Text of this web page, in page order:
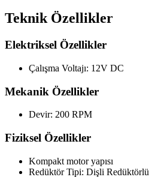
Teknik Özellikler
Elektriksel Özellikler
Çalışma Voltajı: 12V DC
Mekanik Özellikler
Devir: 200 RPM
Fiziksel Özellikler
Kompakt motor yapısı
Redüktör Tipi: Dişli Redüktörlü